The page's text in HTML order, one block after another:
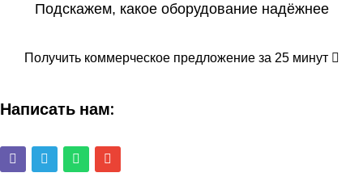
Подскажем, какое оборудование надёжнее
Получить коммерческое предложение за 25 минут
Написать нам: